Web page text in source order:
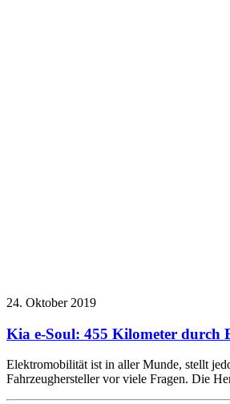
24. Oktober 2019
Kia e-Soul: 455 Kilometer durch
Elektromobilität ist in aller Munde, stellt
Fahrzeughersteller vor viele Fragen. Die